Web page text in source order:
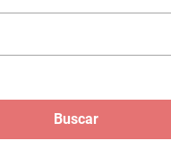
Buscar